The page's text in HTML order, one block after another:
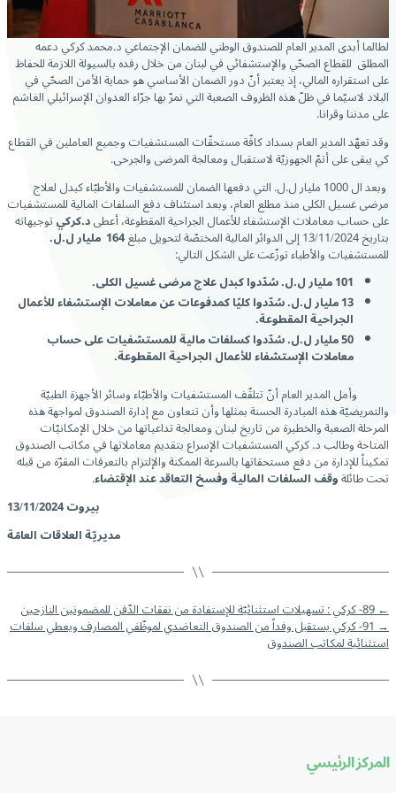
لطالما أبدى المدير العام للصندوق الوطني للضمان الإجتماعي د.محمد كركي دعمه
المطلق للقطاع الصحّي والإستشفائي في لبنان من خلال رفده بالسيولة اللازمة للحفاظ
على استقراره المالي، إذ يعتبر أنّ دور الضمان الأساسي هو حماية الأمن الصحّي في
البلاد لاسيّما في ظلّ هذه الظروف الصعبة التي نمرّ بها جرّاء العدوان الإسرائيلي الغاشم
على مدننا وقرانا.
وقد تعهّد المدير العام بسداد كافّة مستحقّات المستشفيات وجميع العاملين في القطاع
كي يبقى على أتمّ الجهوزيّة لاستقبال ومعالجة المرضى والجرحى.
وبعد ال 1000 مليار ل.ل. التي دفعها الضمان للمستشفيات والأطبّاء كبدل لعلاج
مرضى غسيل الكلى منذ مطلع العام، وبعد استئناف دفع السلفات المالية للمستشفيات
على حساب معاملات الإستشفاء للأعمال الجراحية المقطوعة، أعطىد.كركيتوجيهاته
بتاريخ 13/11/2024 إلى الدوائر المالية المختصّة لتحويل مبلغ 164 مليار ل.ل.
للمستشفيات والأطباءتوزّعت على الشكل التالي:
101 مليار ل.ل. سُدّدوا كبدل علاج مرضى غسيل الكلى.
13 مليار ل.ل. سُدّدوا كليًا كمدفوعات عن معاملات الإستشفاء للأعمال
الجراحية المقطوعة.
50مليار ل.ل. سُدّدوا كسلفات مالية للمستشفيات على حساب
معاملات الإستشفاء للأعمال الجراحية المقطوعة.
وأمل المدير العام أنّ تتلقّف المستشفيات والأطبّاء وسائر الأجهزة الطبيّة
والتمريضيّة هذه المبادرة الحسنة بمثلها وأن تتعاون مع إدارة الصندوق لمواجهة هذه
المرحلة الصعبة والخطيرة من تاريخ لبنان ومعالجة تداعياتها من خلال الإمكانيّات
المتاحة وطالب د. كركي المستشفيات الإسراع بتقديم معاملاتها في مكاتب الصندوق
تمكيناً للإدارة من دفع مستحقاتها بالسرعة الممكنة والإلتزام بالتعرفات المقرّة من قبله
تحت طائلةوقف السلفات المالية وفسخ التعاقد عند الإقتضاء.
بيروت 13/11/2024
مديريّة العلاقات العامّة
←89- كركي : تسهيلات استثنائيّة للإستفادة من نفقات الدّفن للمضمونين النازحين
→ 91- كركي يستقبل وفداً من الصندوق التعاضدي لموظّفي المصارف ويعطي سلفات
استثنائية لمكاتب الصندوق
المركز الرئيسي